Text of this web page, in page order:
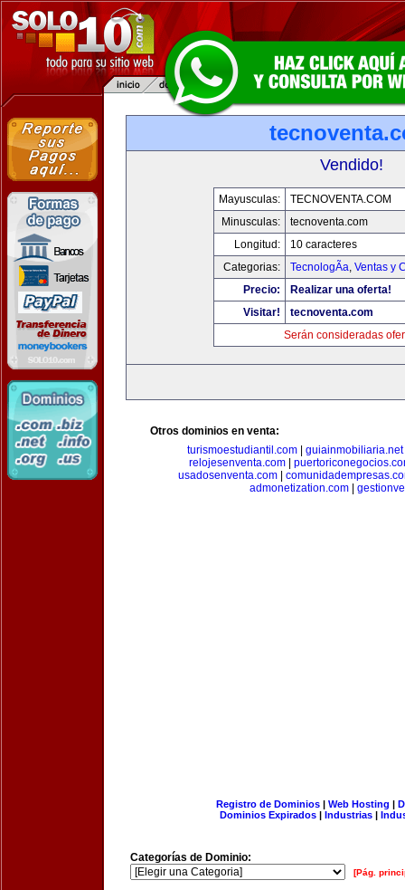
Vendido!
Mayusculas:
TECNOVENTA.COM
Minusculas:
tecnoventa.com
Longitud:
10 caracteres
Categorias:
TecnologÃ­a, Ventas y
Precio:
Realizar una oferta!
Visitar!
tecnoventa.com
Serán consideradas
Otros dominios en venta:
turismoestudiantil.com| guiainmobiliaria.net
relojesenventa.com|
usadosenventa.com|
admonetization.com|
Registro de Dominios| Web Hosting |
Dominios Expirados | Industrias |
Categorías de Dominio:
[Pág.